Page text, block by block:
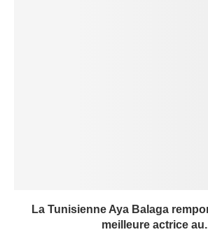
La Tunisienne Aya Balaga
meilleure actrice